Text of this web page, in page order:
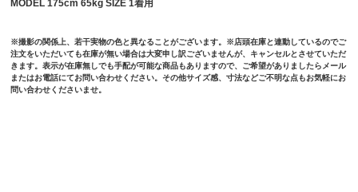
MODEL 175cm 65kg SIZE 1着用
※撮影の関係上、若干実物の色と異なることがございます。※店頭在庫と連動しているのでご
注文をいただいても在庫が無い場合は大変申し訳ございませんが、キャンセルとさせていただ
きます。表示が在庫無しでも手配が可能な商品もありますので、ご希望がありましたらメール
またはお電話にてお問い合わせください。その他サイズ感、寸法などご不明な点もお気軽にお
問い合わせくださいませ。